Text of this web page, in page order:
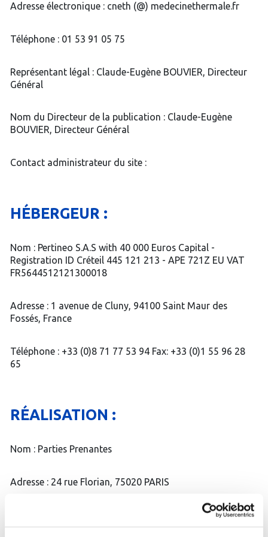
Adresse électronique : cneth (@) medecinethermale.fr
Téléphone : 01 53 91 05 75
Représentant légal : Claude-Eugène BOUVIER, Directeur
Général
Nom du Directeur de la publication : Claude-Eugène
BOUVIER, Directeur Général
Contact administrateur du site :
HÉBERGEUR :
Nom : Pertineo S.A.S with 40 000 Euros Capital -
Registration ID Créteil 445 121 213 - APE 721Z EU VAT
FR5644512121300018
Adresse : 1 avenue de Cluny, 94100 Saint Maur des
Fossés, France
Téléphone : +33 (0)8 71 77 53 94 Fax: +33 (0)1 55 96 28
65
RÉALISATION :
Nom : Parties Prenantes
Adresse : 24 rue Florian, 75020 PARIS